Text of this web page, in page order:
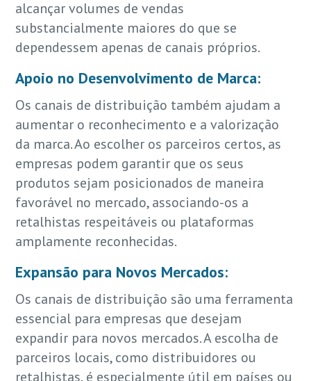
alcançar volumes de vendas
substancialmente maiores do que se
dependessem apenas de canais próprios.
Apoio no Desenvolvimento de Marca:
Os canais de distribuição também ajudam a
aumentar o reconhecimento e a valorização
da marca. Ao escolher os parceiros certos, as
empresas podem garantir que os seus
produtos sejam posicionados de maneira
favorável no mercado, associando-os a
retalhistas respeitáveis ou plataformas
amplamente reconhecidas.
Expansão para Novos Mercados:
Os canais de distribuição são uma ferramenta
essencial para empresas que desejam
expandir para novos mercados. A escolha de
parceiros locais, como distribuidores ou
retalhistas, é especialmente útil em países ou